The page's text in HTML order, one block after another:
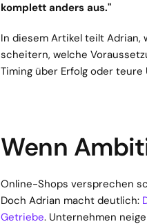
komplett anders aus."
In diesem Artikel teilt Adrian,
scheitern, welche
Timing über Erfolg oder
Wenn
Online-Shops versprechen
Doch Adrian macht deutlich:
Getriebe. Unternehmen